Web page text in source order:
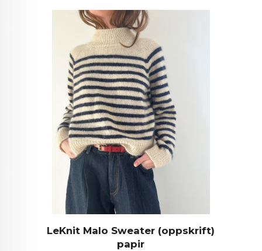
LeKnit Malo Sweater (oppskrift)
papir